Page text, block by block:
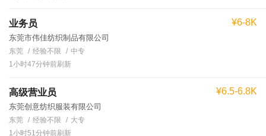
业务员
东莞市伟佳纺织制品有限公司
¥6-8K
东莞 经验不限
中专
1小时47分钟前刷新
高级营业员
东莞创意纺织服装有限公司
¥6.5-6.8K
东莞 经验不限
大专
1小时51分钟前刷新